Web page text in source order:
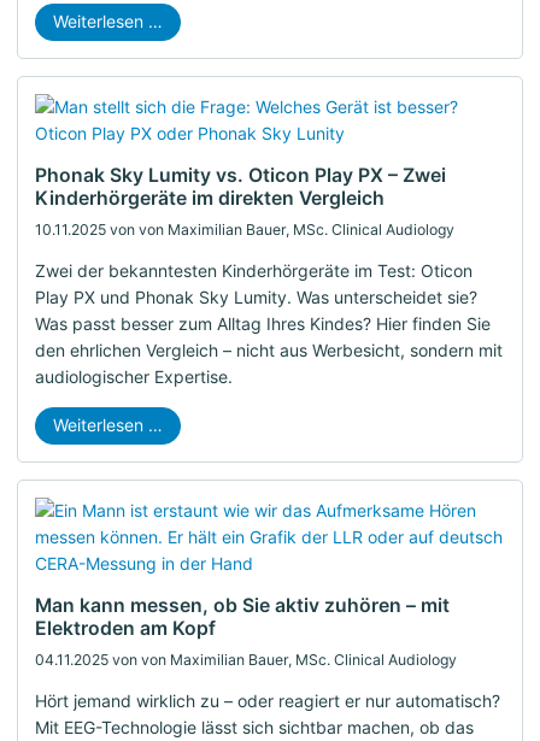
Weiterlesen …
10.11.2025 von von Maximilian Bauer, MSc. Clinical Audiology
Phonak Sky Lumity vs. Oticon Play PX – Zwei
Kinderhörgeräte im direkten Vergleich
Zwei der bekanntesten Kinderhörgeräte im Test: Oticon
Play PX und Phonak Sky Lumity. Was unterscheidet sie?
Was passt besser zum Alltag Ihres Kindes? Hier finden Sie
den ehrlichen Vergleich – nicht aus Werbesicht, sondern mit
audiologischer Expertise.
Weiterlesen …
04.11.2025 von von Maximilian Bauer, MSc. Clinical Audiology
Man kann messen, ob Sie aktiv zuhören – mit
Elektroden am Kopf
Hört jemand wirklich zu – oder reagiert er nur automatisch?
Mit EEG-Technologie lässt sich sichtbar machen, ob das